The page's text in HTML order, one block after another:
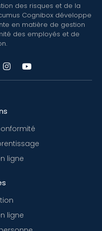
des risques et de la
Cognibox développe
en matière de gestion
des employés et de
ligne
ligne